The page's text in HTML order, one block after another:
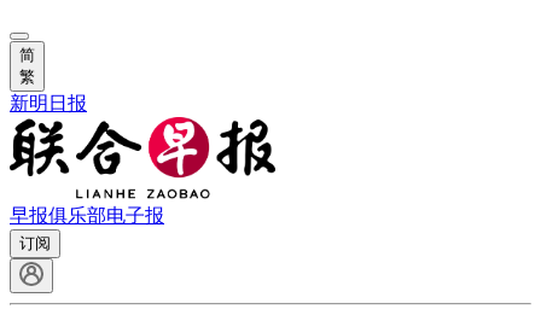
简
繁
新明日报
早报俱乐部电子报
订阅